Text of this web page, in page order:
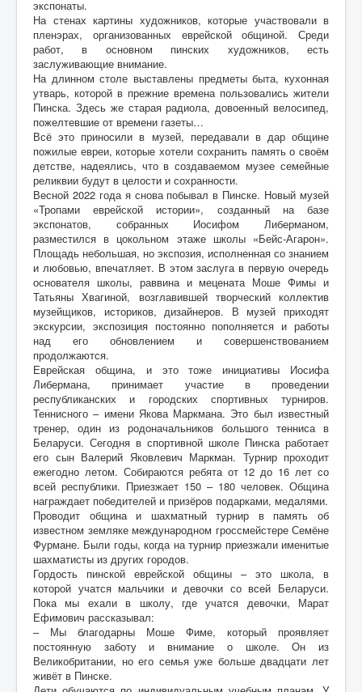
экспонаты.
На стенах картины художников, которые участвовали в
пленэрах, организованных еврейской общиной. Среди
работ, в основном пинских художников, есть
заслуживающие внимание.
На длинном столе выставлены предметы быта, кухонная
утварь, которой в прежние времена пользовались жители
Пинска. Здесь же старая радиола, довоенный велосипед,
пожелтевшие от времени газеты…
Всё это приносили в музей, передавали в дар общине
пожилые евреи, которые хотели сохранить память о своём
детстве, надеялись, что в создаваемом музее семейные
реликвии будут в целости и сохранности.
Весной 2022 года я снова побывал в Пинске. Новый музей
«Тропами еврейской истории», созданный на базе
экспонатов, собранных Иосифом Либерманом,
разместился в цокольном этаже школы «Бейс-Агарон».
Площадь небольшая, но экспозия, исполненная со знанием
и любовью, впечатляет. В этом заслуга в первую очередь
основателя школы, раввина и мецената Моше Фимы и
Татьяны Хвагиной, возглавившей творческий коллектив
музейщиков, историков, дизайнеров. В музей приходят
экскурсии, экспозиция постоянно пополняется и работы
над его обновлением и совершенствованием
продолжаются.
Еврейская община, и это тоже инициативы Иосифа
Либермана, принимает участие в проведении
республиканских и городских спортивных турниров.
Теннисного – имени Якова Маркмана. Это был известный
тренер, один из родоначальников большого тенниса в
Беларуси. Сегодня в спортивной школе Пинска работает
его сын Валерий Яковлевич Маркман. Турнир проходит
ежегодно летом. Собираются ребята от 12 до 16 лет со
всей республики. Приезжает 150 – 180 человек. Община
награждает победителей и призёров подарками, медалями.
Проводит община и шахматный турнир в память об
известном земляке международном гроссмейстере Семёне
Фурмане. Были годы, когда на турнир приезжали именитые
шахматисты из других городов.
Гордость пинской еврейской общины – это школа, в
которой учатся мальчики и девочки со всей Беларуси.
Пока мы ехали в школу, где учатся девочки, Марат
Ефимович рассказывал:
– Мы благодарны Моше Фиме, который проявляет
постоянную заботу и внимание о школе. Он из
Великобритании, но его семья уже больше двадцати лет
живёт в Пинске.